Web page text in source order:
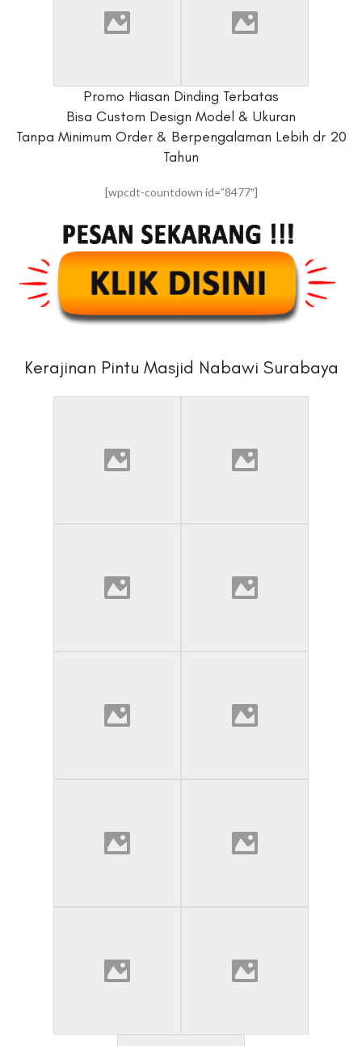
Promo Hiasan Dinding Terbatas
Bisa Custom Design Model & Ukuran
Tanpa Minimum Order & Berpengalaman Lebih dr 20
Tahun
[wpcdt-countdown id=”8477″]
Kerajinan Pintu Masjid Nabawi Surabaya